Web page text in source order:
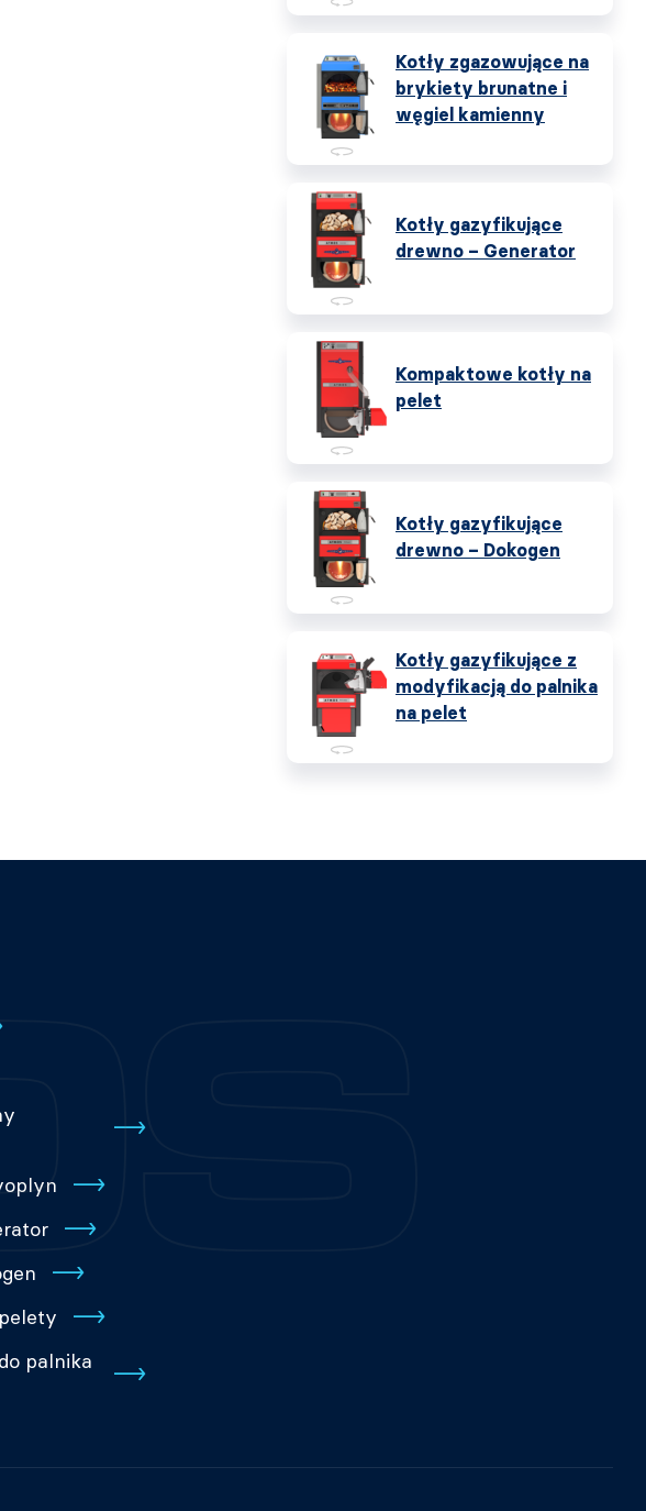
Kotły zgazowujące na
brykiety brunatne i
węgiel kamienny
Kotły gazyfikujące
drewno – Generator
Kompaktowe kotły na
pelet
Kotły gazyfikujące
drewno – Dokogen
Kotły gazyfikujące z
modyfikacją do palnika
na pelet
palnika